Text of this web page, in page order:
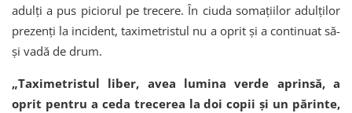
adulți a pus piciorul pe trecere. În ciuda somațiilor adulților
prezenți la incident, taximetristul nu a oprit și a continuat să-
și vadă de drum.
„Taximetristul liber, avea lumina verde aprinsă, a
oprit pentru a ceda trecerea la doi copii și un părinte,